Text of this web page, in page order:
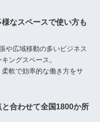
なスペースで使い方も
や広域移動の多いビジネス
ングスペース。
軟で効率的な働き方をサ
合わせて全国1800か所